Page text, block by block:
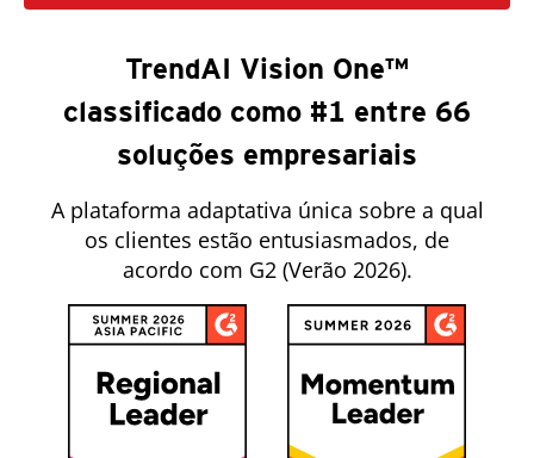
TrendAI Vision One™
classificado como #1 entre 66
soluções empresariais
A plataforma adaptativa única sobre a qual
os clientes estão entusiasmados, de
acordo com G2 (Verão 2026).